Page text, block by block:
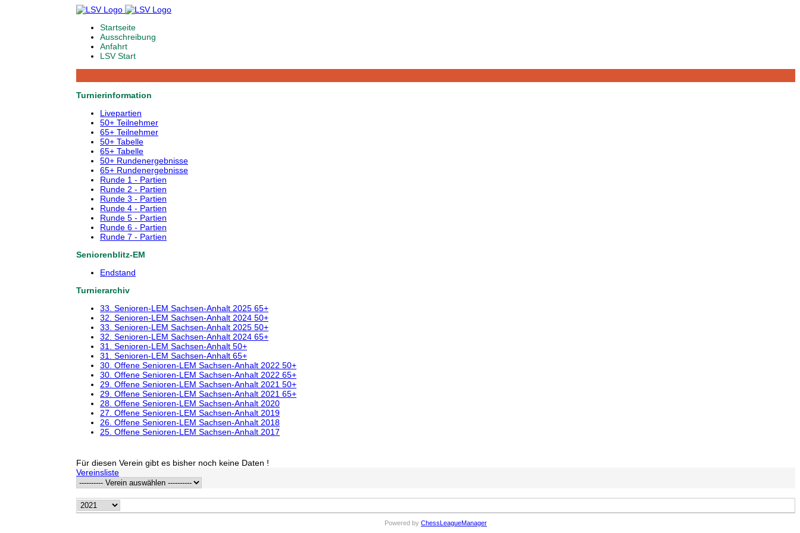
Startseite
Ausschreibung
Anfahrt
LSV Start
Turnierinformation
Livepartien
50+ Teilnehmer
65+ Teilnehmer
50+ Tabelle
65+ Tabelle
50+ Rundenergebnisse
65+ Rundenergebnisse
Runde 1 - Partien
Runde 2 - Partien
Runde 3 - Partien
Runde 4 - Partien
Runde 5 - Partien
Runde 6 - Partien
Runde 7 - Partien
Seniorenblitz-EM
Endstand
Turnierarchiv
33. Senioren-LEM Sachsen-Anhalt 2025 65+
32. Senioren-LEM Sachsen-Anhalt 2024 50+
33. Senioren-LEM Sachsen-Anhalt 2025 50+
32. Senioren-LEM Sachsen-Anhalt 2024 65+
31. Senioren-LEM Sachsen-Anhalt 50+
31. Senioren-LEM Sachsen-Anhalt 65+
30. Offene Senioren-LEM Sachsen-Anhalt 2022 50+
30. Offene Senioren-LEM Sachsen-Anhalt 2022 65+
29. Offene Senioren-LEM Sachsen-Anhalt 2021 50+
29. Offene Senioren-LEM Sachsen-Anhalt 2021 65+
28. Offene Senioren-LEM Sachsen-Anhalt 2020
27. Offene Senioren-LEM Sachsen-Anhalt 2019
26. Offene Senioren-LEM Sachsen-Anhalt 2018
25. Offene Senioren-LEM Sachsen-Anhalt 2017
Für diesen Verein gibt es bisher noch keine Daten !
Vereinsliste
Powered by ChessLeagueManager